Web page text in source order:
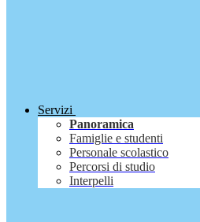
Servizi
Panoramica
Famiglie e studenti
Personale scolastico
Percorsi di studio
Interpelli